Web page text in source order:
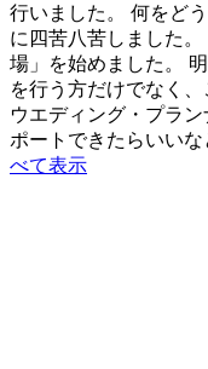
行いました。 何をど
に四苦八苦しました
場」を始めました。
を行う方だけでなく
ウエディング・プラ
ポートできたらいいな
べて表示